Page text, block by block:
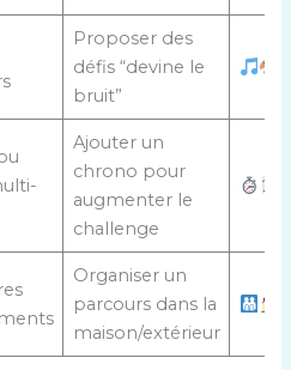
Proposer des
défis “devine le
bruit”
Ajouter un
chrono pour
augmenter le
challenge
Organiser un
parcours dans la
maison/extérieur